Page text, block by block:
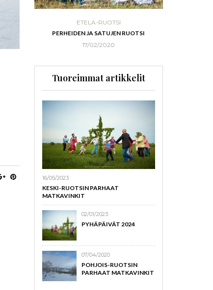
ETELÄ-RUOTSI
PERHEIDEN JA SATUJEN RUOTSI
17/02/2020
Tuoreimmat artikkelit
16/05/2023
KESKI-RUOTSIN PARHAAT
MATKAVINKIT
02/01/2023
PYHÄPÄIVÄT 2024
07/04/2020
POHJOIS-RUOTSIN
PARHAAT MATKAVINKIT